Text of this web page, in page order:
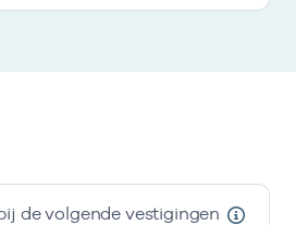
de volgende vestigingen